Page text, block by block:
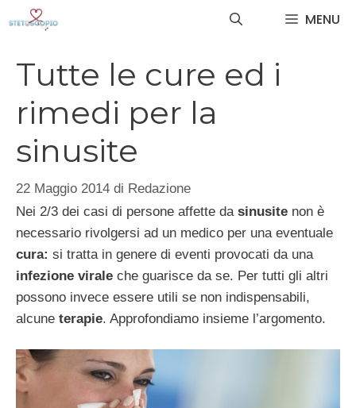
MENU
Tutte le cure ed i
rimedi per la
sinusite
22 Maggio 2014 di Redazione
Nei 2/3 dei casi di persone affette da sinusite non è
necessario rivolgersi ad un medico per una eventuale
cura: si tratta in genere di eventi provocati da una
infezione virale che guarisce da se. Per tutti gli altri
possono invece essere utili se non indispensabili,
alcune terapie. Approfondiamo insieme l’argomento.